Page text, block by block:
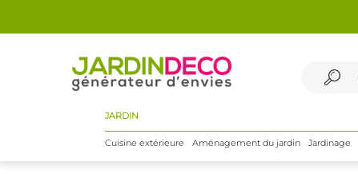
JARDIN
Cuisine extérieure Aménagement du jardin Jardinage